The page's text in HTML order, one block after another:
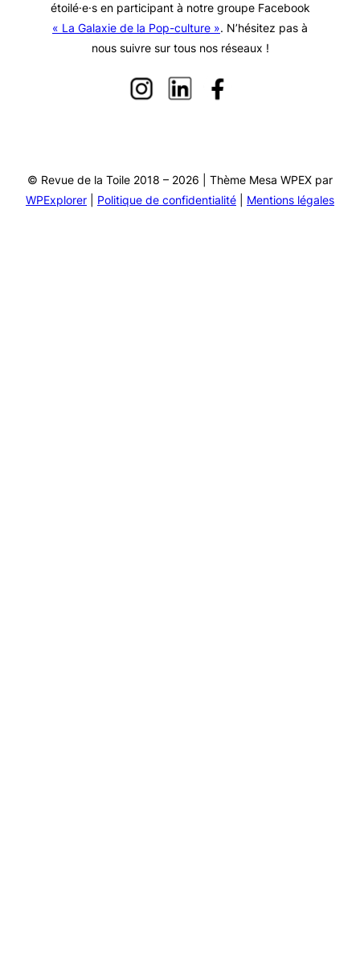
étoilé·e·s en participant à notre groupe Facebook
« La Galaxie de la Pop-culture ». N’hésitez pas à
nous suivre sur tous nos réseaux !
© Revue de la Toile 2018 – 2026 | Thème Mesa WPEX par
WPExplorer
Politique de confidentialité Mentions légales